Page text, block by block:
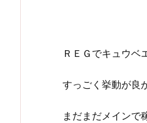
ＲＥＧでキュウベ
すっごく挙動が良
まだまだメインで